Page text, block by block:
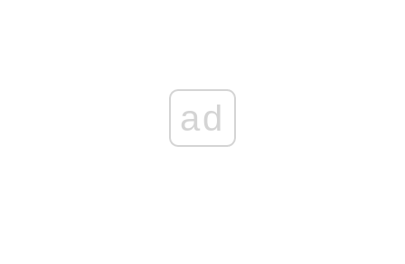
ad